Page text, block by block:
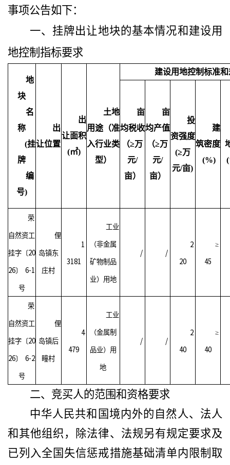
事项公告如下：
一、挂牌出让地块的基本情况和建设用
地控制指标要求
地
块
名
称
(挂
牌
编
号)
出
让位置
出
让面积
(㎡)
土地
用途（准
入行业类
型）
建设用地控制标准
亩
均税收
（≥万
元/
亩）
亩
均产值
（≥万
元/
亩）
投
资强度
(≥万
元/亩)
建
筑密度
(%)
荣
自然资工
挂字〔20
26〕 6-1
号
俚
岛镇东
庄村
1
3181
工业
（非金属
矿物制品
业）用地
/ /
2
20
≥
45
荣
自然资工
挂字〔20
26〕 6-2
号
俚
岛镇后
疃村
4
479
工业
（金属制
品业）用
地
/ /
2
40
≥
40
二、竞买人的范围和资格要求
中华人民共和国境内外的自然人、法人
和其他组织，除法律、法规另有规定要求及
已列入全国失信惩戒措施基础清单内限制取